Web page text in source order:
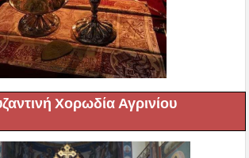
Χορωδία Αγρινίου